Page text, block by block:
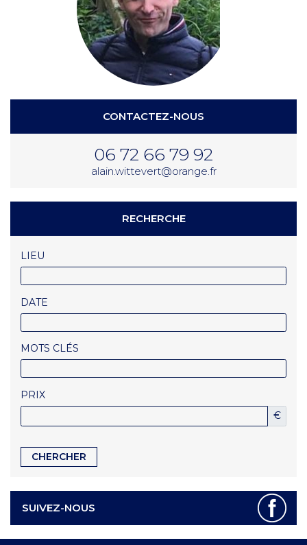
CONTACTEZ-NOUS
06 72 66 79 92
alain.wittevert@orange.fr
RECHERCHE
LIEU
DATE
MOTS CLÉS
PRIX
€
SUIVEZ-NOUS